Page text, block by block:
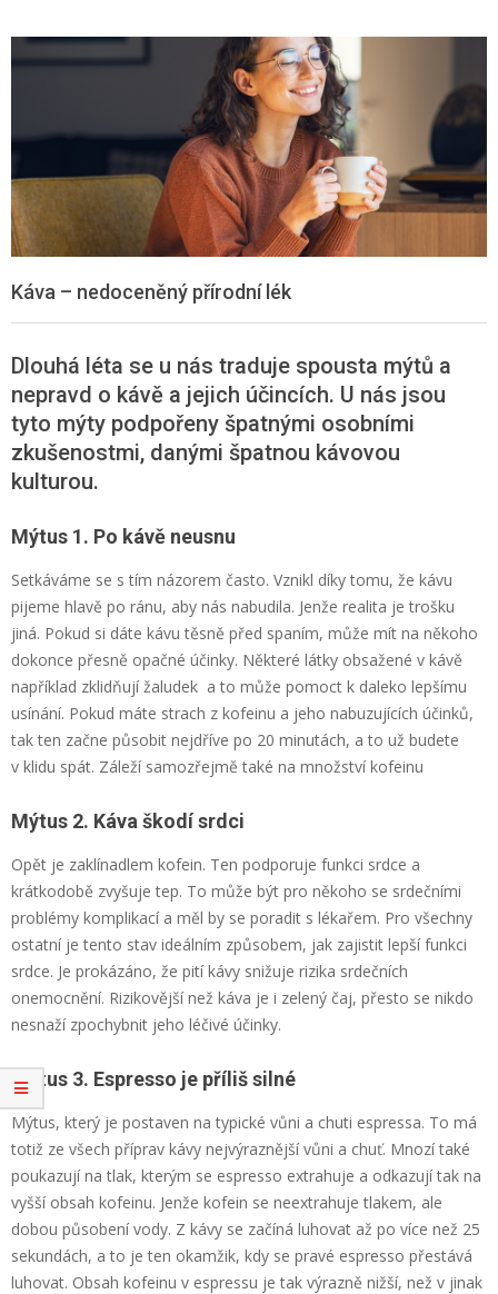
Káva – nedoceněný přírodní lék
Dlouhá léta se u nás traduje spousta mýtů a
nepravd o kávě a jejich účincích. U nás jsou
tyto mýty podpořeny špatnými osobními
zkušenostmi, danými špatnou kávovou
kulturou.
Mýtus 1. Po kávě neusnu
Setkáváme se s tím názorem často. Vznikl díky tomu, že kávu
pijeme hlavě po ránu, aby nás nabudila. Jenže realita je trošku
jiná. Pokud si dáte kávu těsně před spaním, může mít na někoho
dokonce přesně opačné účinky. Některé látky obsažené v kávě
například zklidňují žaludek a to může pomoct k daleko lepšímu
usínání. Pokud máte strach z kofeinu a jeho nabuzujících účinků,
tak ten začne působit nejdříve po 20 minutách, a to už budete
v klidu spát. Záleží samozřejmě také na množství kofeinu
Mýtus 2. Káva škodí srdci
Opět je zaklínadlem kofein. Ten podporuje funkci srdce a
krátkodobě zvyšuje tep. To může být pro někoho se srdečními
problémy komplikací a měl by se poradit s lékařem. Pro všechny
ostatní je tento stav ideálním způsobem, jak zajistit lepší funkci
srdce. Je prokázáno, že pití kávy snižuje rizika srdečních
onemocnění. Rizikovější než káva je i zelený čaj, přesto se nikdo
nesnaží zpochybnit jeho léčivé účinky.
Mýtus 3. Espresso je příliš silné
Mýtus, který je postaven na typické vůni a chuti espressa. To má
totiž ze všech příprav kávy nejvýraznější vůni a chuť. Mnozí také
poukazují na tlak, kterým se espresso extrahuje a odkazují tak na
vyšší obsah kofeinu. Jenže kofein se neextrahuje tlakem, ale
dobou působení vody. Z kávy se začíná luhovat až po více než 25
sekundách, a to je ten okamžik, kdy se pravé espresso přestává
luhovat. Obsah kofeinu v espressu je tak výrazně nižší, než v jinak